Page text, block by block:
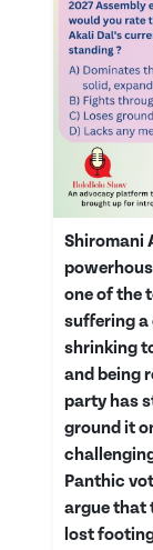
Shiromani
one of the
suffering
shrinking
and being
party has
ground it
Panthic
argue that
lost